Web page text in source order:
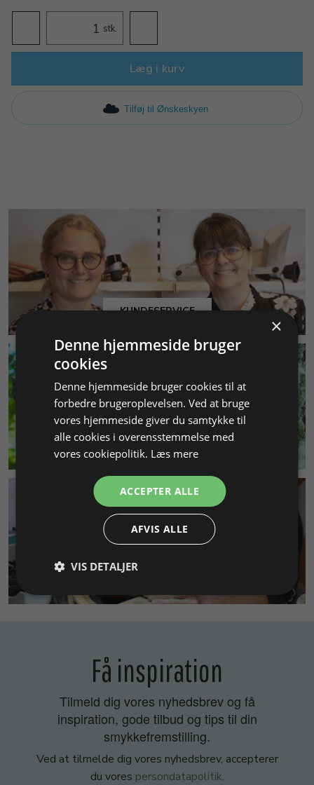
stk.
Læg i kurv
Tilføj til Ønskeskyen
KUNDESERVICE
MILJØ & BÆREDYGTIGHED
Få inspiration
Tilmeld dig vores nyhedsbrev og få
inspiration, gode tilbud og tips til din
smykkefremstilling.
Ved at tilmelde dig vores nyhedsbrev, accepterer
du vores persondatapolitik.
×
Denne hjemmeside bruger
cookies
Denne hjemmeside bruger cookies til at
forbedre brugeroplevelsen. Ved at bruge
vores hjemmeside giver du samtykke til
alle cookies i overensstemmelse med
vores cookiepolitik. Læs mere
ACCEPTER ALLE
AFVIS ALLE
VIS DETALJER